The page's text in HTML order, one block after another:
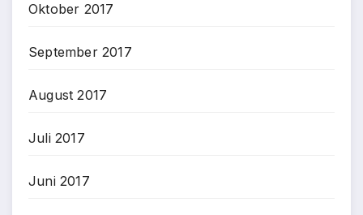
Oktober 2017
September 2017
August 2017
Juli 2017
Juni 2017